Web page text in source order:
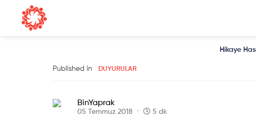
Hikaye
Published in DUYURULAR
BinYaprak
05 Temmuz 2018 5 dk